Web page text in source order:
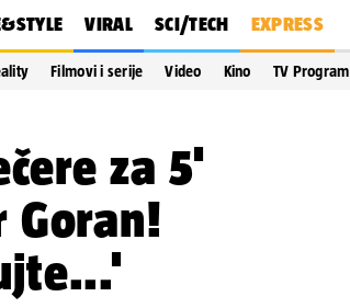
VIRAL SCI/TECH EXPRESS
Filmovi i serije Video Kino TV Program
za 5'
Goran!